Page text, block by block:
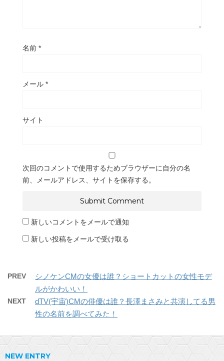
名前 *
メール *
サイト
次回のコメントで使用するためブラウザーに自分の名
前、メールアドレス、サイトを保存する。
新しいコメントをメールで通知
新しい投稿をメールで受け取る
PREV
シノケンCMの女優は誰？ショートカットの女性モデ
ルがかわいい！
NEXT
dTV(宇宙)CMの俳優は誰？長澤まさみと共演してる男
性の名前を調べてみた！
NEW ENTRY